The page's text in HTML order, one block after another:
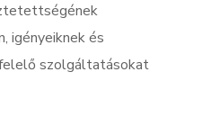
igényeiknek és
szolgáltatásokat